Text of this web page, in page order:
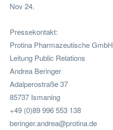
Nov 24.
Pressekontakt:
Protina Pharmazeutische GmbH
Leitung Public Relations
Andrea Beringer
Adalperostraße 37
85737 Ismaning
+49 (0)89 996 553 138
beringer.andrea@protina.de